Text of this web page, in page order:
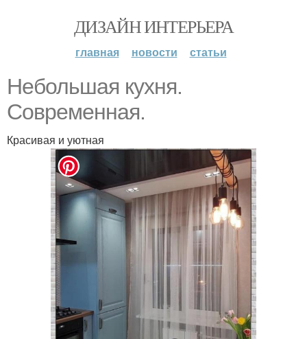
ДИЗАЙН ИНТЕРЬЕРА
главная новости статьи
Небольшая кухня.
Современная.
Красивая и уютная